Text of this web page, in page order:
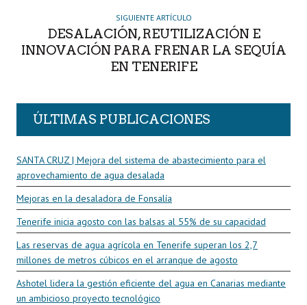
SIGUIENTE ARTÍCULO
DESALACIÓN, REUTILIZACIÓN E
INNOVACIÓN PARA FRENAR LA SEQUÍA
EN TENERIFE
ÚLTIMAS PUBLICACIONES
SANTA CRUZ | Mejora del sistema de abastecimiento para el
aprovechamiento de agua desalada
Mejoras en la desaladora de Fonsalía
Tenerife inicia agosto con las balsas al 55% de su capacidad
Las reservas de agua agrícola en Tenerife superan los 2,7
millones de metros cúbicos en el arranque de agosto
Ashotel lidera la gestión eficiente del agua en Canarias mediante
un ambicioso proyecto tecnológico